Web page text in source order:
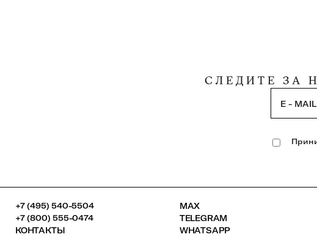
СЛЕДИТЕ ЗА
E - MAIL
+7 (495) 540-5504
+7 (800) 555-0474
КОНТАКТЫ
MAX
TELEGRAM
WHATSAPP